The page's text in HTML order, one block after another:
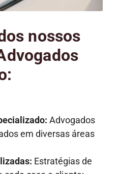
nossos
Advogados
em diversas áreas
Estratégias de